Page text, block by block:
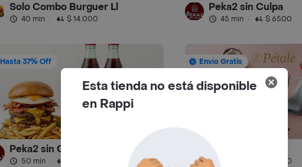
Solo Combo Burguer Ll
40 min · $ 14.000
Peka2 sin Culpa
45 min · $ 6500
Hasta 37% Off
Peka2 sin Culpa Lourdes
50 min ·
Envío Gratis
Pétale
$ 6500
Esta tienda no está disponible
en Rappi